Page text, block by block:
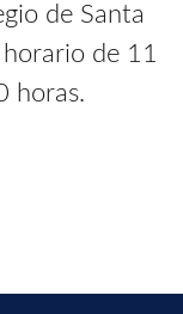
de Santa
de 11
horas.